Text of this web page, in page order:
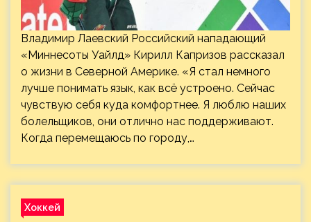
Владимир Лаевский Российский нападающий
«Миннесоты Уайлд» Кирилл Капризов рассказал
о жизни в Северной Америке. «Я стал немного
лучше понимать язык, как всё устроено. Сейчас
чувствую себя куда комфортнее. Я люблю наших
болельщиков, они отлично нас поддерживают.
Когда перемещаюсь по городу,…
Хоккей